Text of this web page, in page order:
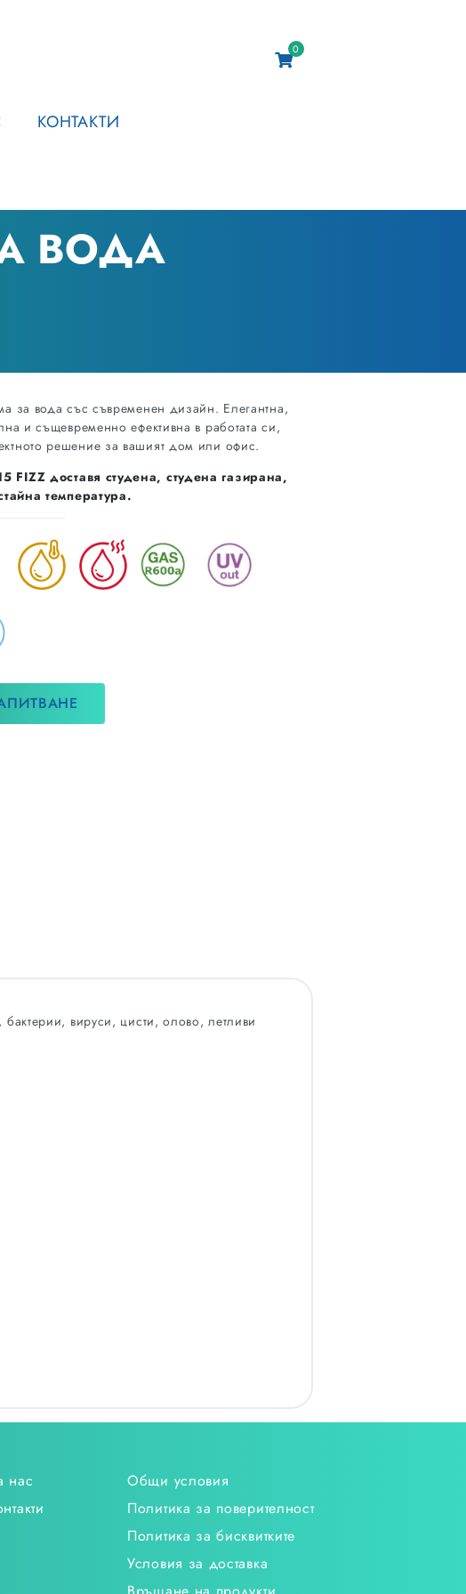
0
КОНТАКТИ
ВОДА
за вода със съвременен дизайн. Елегантна,
и същевременно ефективна в работата си,
решение за вашият дом или офис.
FIZZ доставя студена, студена газирана,
температура.
вируси, цисти, олово, летливи
нас
Общи условия
Политика за поверителност
Политика за бисквитките
Условия за доставка